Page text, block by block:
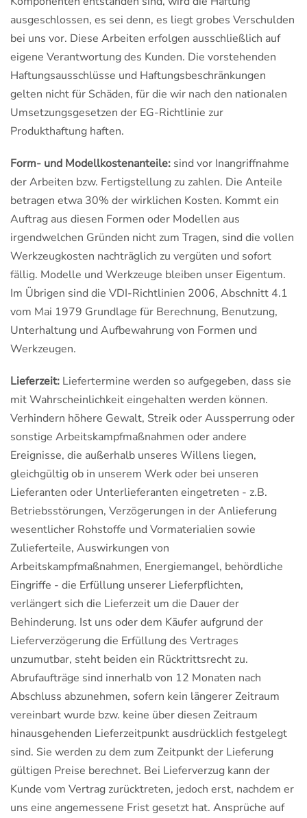
ausgeschlossen, es sei denn, es liegt grobes Verschulden
bei uns vor. Diese Arbeiten erfolgen ausschließlich auf
eigene Verantwortung des Kunden. Die vorstehenden
Haftungsausschlüsse und Haftungsbeschränkungen
gelten nicht für Schäden, für die wir nach den nationalen
Umsetzungsgesetzen der EG-Richtlinie zur
Produkthaftung haften.
Form- und Modellkostenanteile: sind vor Inangriffnahme
der Arbeiten bzw. Fertigstellung zu zahlen. Die Anteile
betragen etwa 30% der wirklichen Kosten. Kommt ein
Auftrag aus diesen Formen oder Modellen aus
irgendwelchen Gründen nicht zum Tragen, sind die vollen
Werkzeugkosten nachträglich zu vergüten und sofort
fällig. Modelle und Werkzeuge bleiben unser Eigentum.
Im Übrigen sind die VDI-Richtlinien 2006, Abschnitt 4.1
vom Mai 1979 Grundlage für Berechnung, Benutzung,
Unterhaltung und Aufbewahrung von Formen und
Werkzeugen.
Lieferzeit: Liefertermine werden so aufgegeben, dass sie
mit Wahrscheinlichkeit eingehalten werden können.
Verhindern höhere Gewalt, Streik oder Aussperrung oder
sonstige Arbeitskampfmaßnahmen oder andere
Ereignisse, die außerhalb unseres Willens liegen,
gleichgültig ob in unserem Werk oder bei unseren
Lieferanten oder Unterlieferanten eingetreten - z.B.
Betriebsstörungen, Verzögerungen in der Anlieferung
wesentlicher Rohstoffe und Vormaterialien sowie
Zulieferteile, Auswirkungen von
Arbeitskampfmaßnahmen, Energiemangel, behördliche
Eingriffe - die Erfüllung unserer Lieferpflichten,
verlängert sich die Lieferzeit um die Dauer der
Behinderung. Ist uns oder dem Käufer aufgrund der
Lieferverzögerung die Erfüllung des Vertrages
unzumutbar, steht beiden ein Rücktrittsrecht zu.
Abrufaufträge sind innerhalb von 12 Monaten nach
Abschluss abzunehmen, sofern kein längerer Zeitraum
vereinbart wurde bzw. keine über diesen Zeitraum
hinausgehenden Lieferzeitpunkt ausdrücklich festgelegt
sind. Sie werden zu dem zum Zeitpunkt der Lieferung
gültigen Preise berechnet. Bei Lieferverzug kann der
Kunde vom Vertrag zurücktreten, jedoch erst, nachdem er
uns eine angemessene Frist gesetzt hat. Ansprüche auf